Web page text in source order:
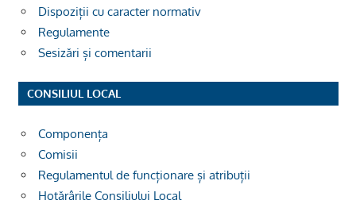
Dispoziții cu caracter normativ
Regulamente
Sesizări și comentarii
CONSILIUL LOCAL
Componența
Comisii
Regulamentul de funcționare și atribuții
Hotărârile Consiliului Local